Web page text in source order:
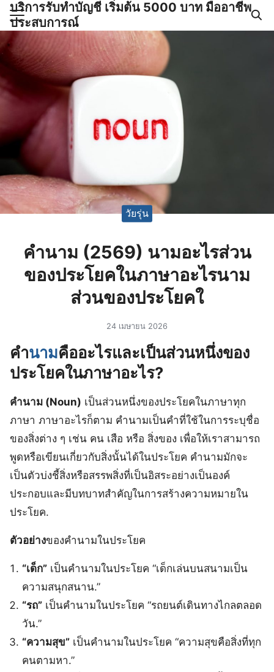
Skip
content
บริการรับทำบัญชี เริ่มต้น 5000 บาท มืออาชีพ
ประสบการณ์
ญชีและภาษีครบวงจร |
Search
for:
วัยรุ่น
คำนาม (2569) นามอะไรส่วน
ของประโยคในภาษาอะไรนาม
ส่วนของประโยคใ
24 เมษายน 2026
คำนามคืออะไรและเป็นส่วนหนึ่งของ
ประโยคในภาษาอะไร?
คำนาม (Noun) เป็นส่วนหนึ่งของประโยคในภาษาทุก
ภาษา ภาษาอะไรก็ตาม คำนามเป็นคำที่ใช้ในการระบุชื่อ
ของสิ่งต่าง ๆ เช่น คน เสือ หรือ สิ่งของ เพื่อให้เราสามารถ
พูดหรือเขียนเกี่ยวกับสิ่งนั้นได้ในประโยค คำนามมักจะ
เป็นตัวบ่งชี้สิ่งหรือสรรพสิ่งที่เป็นอิสระอย่างเป็นองค์
ประกอบและมีบทบาทสำคัญในการสร้างความหมายใน
ประโยค.
ตัวอย่างของคำนามในประโยค
“เด็ก” เป็นคำนามในประโยค “เด็กเล่นบนสนามเป็น
ความสนุกสนาน.”
“รถ” เป็นคำนามในประโยค “รถยนต์เดินทางไกลตลอด
วัน.”
“ความสุข” เป็นคำนามในประโยค “ความสุขคือสิ่งที่ทุก
คนตามหา.”